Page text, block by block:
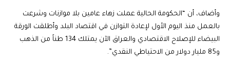
وأضاف، أن “الحكومة الحالية عملت زهاء عامين بلا موازنات وشرعت
بالعمل منذ اليوم الأول لإعادة التوازن في اقتصاد البلد وأطلقت الورقة
البيضاء للإصلاح الاقتصادي والعراق الآن يمتلك 134 طناً من الذهب
و85 مليار دولار من الاحتياطي النقدي”.